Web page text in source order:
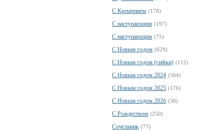
С Крещением (178)
С наступающим (197)
С наступающим (75)
С Новым годом (629)
С Новым годом (гифки) (112)
С Новым годом 2024 (504)
С Новым годом 2025 (176)
С Новым годом 2026 (30)
С Рождеством (250)
Сочельник (77)